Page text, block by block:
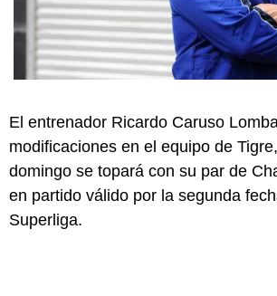
El entrenador Ricardo Caruso
modificaciones en el equipo de
domingo se topará con su par de
en partido válido por la segunda
Superliga.